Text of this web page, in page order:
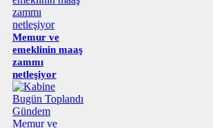
Memur ve
emeklinin maaş
zammı
netleşiyor